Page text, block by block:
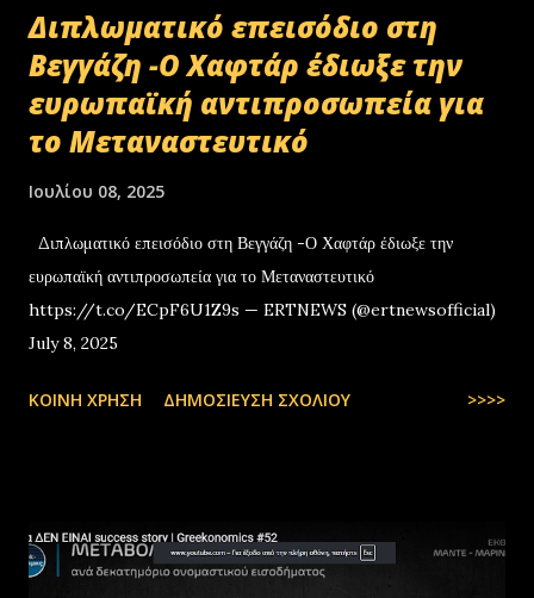
Διπλωματικό επεισόδιο στη
Βεγγάζη -Ο Χαφτάρ έδιωξε την
ευρωπαϊκή αντιπροσωπεία για
το Μεταναστευτικό
Ιουλίου 08, 2025
Διπλωματικό επεισόδιο στη Βεγγάζη -Ο Χαφτάρ έδιωξε την
ευρωπαϊκή αντιπροσωπεία για το Μεταναστευτικό
https://t.co/ECpF6U1Z9s — ERTNEWS (@ertnewsofficial)
July 8, 2025
ΚΟΙΝΉ ΧΡΉΣΗ ΔΗΜΟΣΊΕΥΣΗ ΣΧΟΛΊΟΥ >>>>